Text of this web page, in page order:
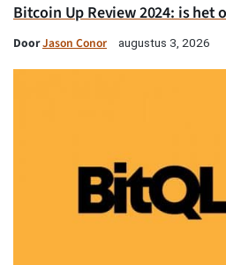
Bitcoin Up Review 2024: is
DoorJason Conor augustus 3, 2026